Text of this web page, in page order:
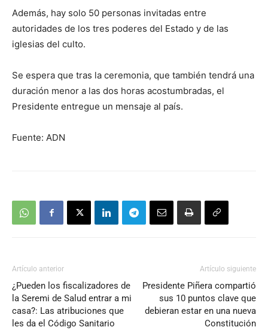
Además, hay solo 50 personas invitadas entre
autoridades de los tres poderes del Estado y de las
iglesias del culto.
Se espera que tras la ceremonia, que también tendrá una
duración menor a las dos horas acostumbradas, el
Presidente entregue un mensaje al país.
Fuente: ADN
Artículo anterior
¿Pueden los fiscalizadores de
la Seremi de Salud entrar a mi
casa?: Las atribuciones que
les da el Código Sanitario
Artículo siguiente
Presidente Piñera compartió
sus 10 puntos clave que
debieran estar en una nueva
Constitución